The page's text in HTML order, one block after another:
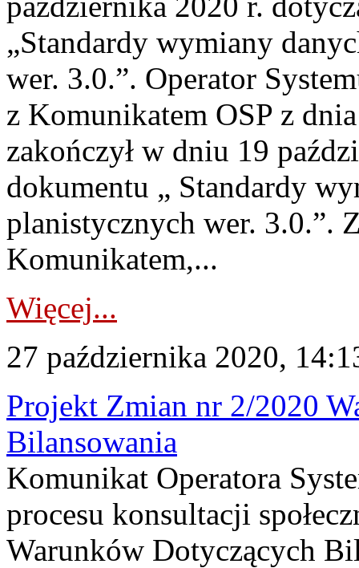
„Standardy wymiany
wer. 3.0.”. Operator
z Komunikatem OSP z
zakończył w dniu 19
dokumentu „ Standardy
planistycznych wer. 3.0.”.
Komunikatem,...
Więcej...
27 października 2020,
Projekt Zmian nr 2/2020
Bilansowania
Komunikat Operatora
procesu konsultacji
Warunków Dotyczących